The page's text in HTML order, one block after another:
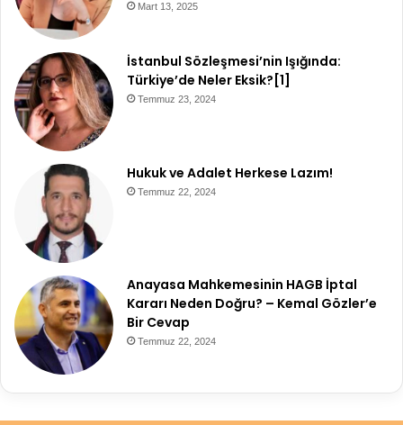
Mart 13, 2025
İstanbul Sözleşmesi’nin Işığında:
Türkiye’de Neler Eksik?[1]
Temmuz 23, 2024
Hukuk ve Adalet Herkese Lazım!
Temmuz 22, 2024
Anayasa Mahkemesinin HAGB İptal
Kararı Neden Doğru? – Kemal Gözler’e
Bir Cevap
Temmuz 22, 2024